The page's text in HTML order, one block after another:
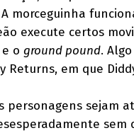
A morceguinha
execute certos
o ground pound.
Returns, em que
personagens sejam
sem